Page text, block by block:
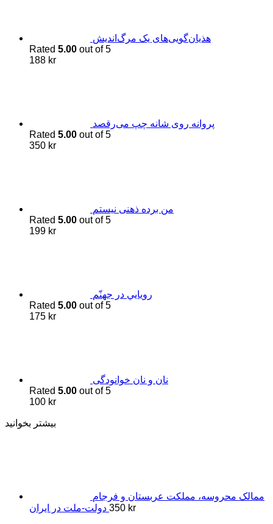
هذیان‌گویی‌های یک مرگ‌اندیش
Rated 5.00 out of 5
188 kr
پروانه روی شانه چپ می‌رقصد
Rated 5.00 out of 5
350 kr
من برده ذهنی نیستم
Rated 5.00 out of 5
199 kr
رويايي در جهنّم
Rated 5.00 out of 5
175 kr
نان و نان خوانودگی
Rated 5.00 out of 5
100 kr
بیشتر بخوانید
ممالک محروسه، مملکت عربستان و فرجام
دولت-ملت در ایران 350 kr